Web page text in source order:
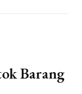
Barang